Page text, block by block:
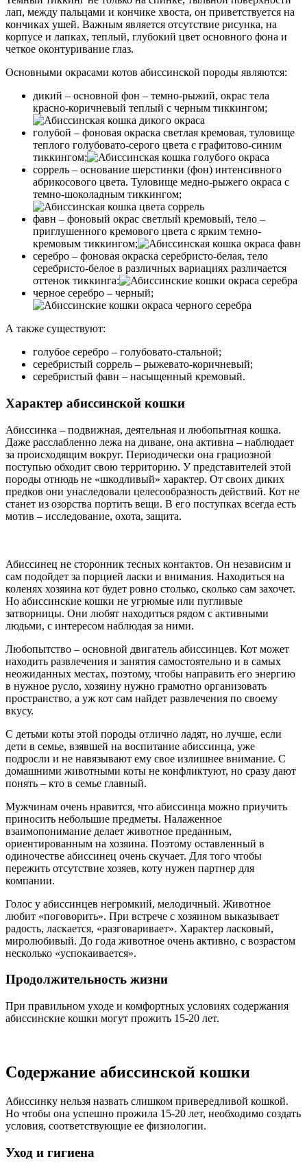
лап, между пальцами и кончике хвоста, он приветствуется на
кончиках ушей. Важным является отсутствие рисунка, на
корпусе и лапках, теплый, глубокий цвет основного фона и
четкое оконтуривание глаз.
Основными окрасами котов абиссинской породы являются:
дикий – основной фон – темно-рыжий, окрас тела
красно-коричневый теплый с черным тиккингом;
голубой – фоновая окраска светлая кремовая, туловище
теплого голубовато-серого цвета с графитово-синим
тиккингом;
соррель – основание шерстинки (фон) интенсивного
абрикосового цвета. Туловище медно-рыжего окраса с
темно-шоколадным тиккингом;
фавн – фоновый окрас светлый кремовый, тело –
приглушенного кремового цвета с ярким темно-
кремовым тиккингом;
серебро – фоновая окраска серебристо-белая, тело
серебристо-белое в различных вариациях различается
оттенок тиккинга:
черное серебро – черный;
А также существуют:
голубое серебро – голубовато-стальной;
серебристый соррель – рыжевато-коричневый;
серебристый фавн – насыщенный кремовый.
Характер абиссинской кошки
Абиссинка – подвижная, деятельная и любопытная кошка.
Даже расслабленно лежа на диване, она активна – наблюдает
за происходящим вокруг. Периодически она грациозной
поступью обходит свою территорию. У представителей этой
породы отнюдь не «шкодливый» характер. От своих диких
предков они унаследовали целесообразность действий. Кот не
станет из озорства портить вещи. В его поступках всегда есть
мотив – исследование, охота, защита.
Абиссинец не сторонник тесных контактов. Он независим и
сам подойдет за порцией ласки и внимания. Находиться на
коленях хозяина кот будет ровно столько, сколько сам захочет.
Но абиссинские кошки не угрюмые или пугливые
затворницы. Они любят находиться рядом с активными
людьми, с интересом наблюдая за ними.
Любопытство – основной двигатель абиссинцев. Кот может
находить развлечения и занятия самостоятельно и в самых
неожиданных местах, поэтому, чтобы направить его энергию
в нужное русло, хозяину нужно грамотно организовать
пространство, а уж кот сам найдет развлечения по своему
вкусу.
С детьми коты этой породы отлично ладят, но лучше, если
дети в семье, взявшей на воспитание абиссинца, уже
подросли и не навязывают ему свое излишнее внимание. С
домашними животными коты не конфликтуют, но сразу дают
понять – кто в семье главный.
Мужчинам очень нравится, что абиссинца можно приучить
приносить небольшие предметы. Налаженное
взаимопонимание делает животное преданным,
ориентированным на хозяина. Поэтому оставленный в
одиночестве абиссинец очень скучает. Для того чтобы
пережить отсутствие хозяев, коту нужен партнер для
компании.
Голос у абиссинцев негромкий, мелодичный. Животное
любит «поговорить». При встрече с хозяином выказывает
радость, ласкается, «разговаривает». Характер ласковый,
миролюбивый. До года животное очень активно, с возрастом
несколько «успокаивается».
Продолжительность жизни
При правильном уходе и комфортных условиях содержания
абиссинские кошки могут прожить 15-20 лет.
Содержание абиссинской кошки
Абиссинку нельзя назвать слишком привередливой кошкой.
Но чтобы она успешно прожила 15-20 лет, необходимо создать
условия, соответствующие ее физиологии.
Уход и гигиена